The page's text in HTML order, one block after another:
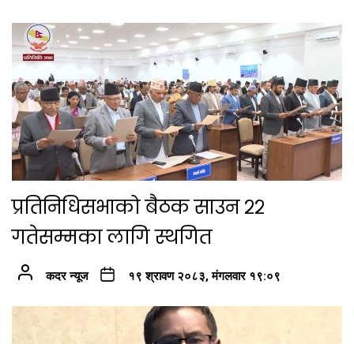
प्रतिनिधिसभाको बैठक साउन २२
गतेसम्मका लागि स्थगित
कदर न्यूज १९ श्रावण २०८३, मंगलवार १९:०९